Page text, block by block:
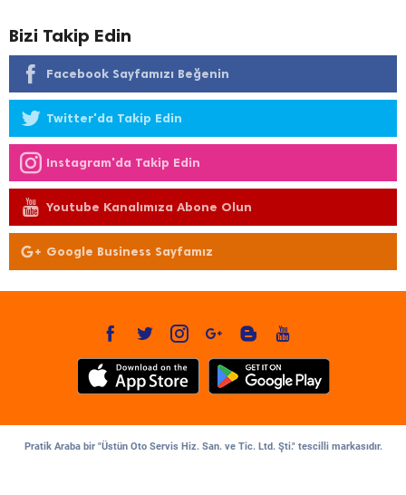
Bizi Takip Edin
Facebook Sayfamızı Beğenin
Twitter'da Takip Edin
Instagram'da Takip Edin
Youtube Kanalımıza Abone Olun
Google Business Sayfamız
Pratik Araba bir "Üstün Oto Servis Hiz. San. ve Tic. Ltd. Şti." tescilli markasıdır.